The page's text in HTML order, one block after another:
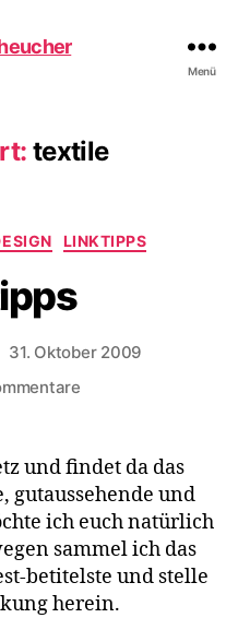
Menü
textile
LINKTIPPS
31. Oktober 2009
zu
und findet da das
gutaussehende und
ich euch natürlich
sammel ich das
betitelste und stelle
herein.